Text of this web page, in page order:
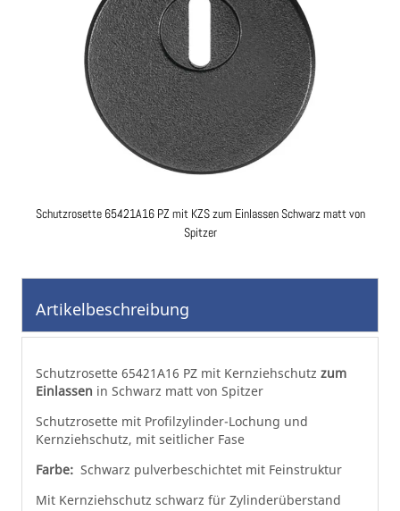
Schutzrosette 65421A16 PZ mit KZS zum Einlassen Schwarz matt von
Spitzer
Anfang
Bildgalerie
springen
Artikelbeschreibung
Schutzrosette 65421A16 PZ mit Kernziehschutz zum
Einlassen in Schwarz matt von Spitzer
Schutzrosette mit Profilzylinder-Lochung und
Kernziehschutz, mit seitlicher Fase
Farbe: Schwarz pulverbeschichtet mit Feinstruktur
Mit Kernziehschutz schwarz für Zylinderüberstand